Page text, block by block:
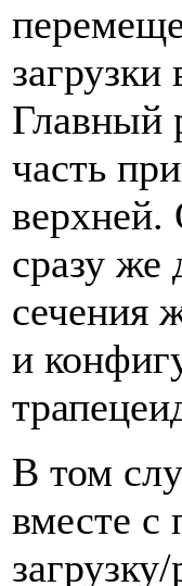
Главный
часть
верхней.
сразу же
сечения
и
В том
вместе с